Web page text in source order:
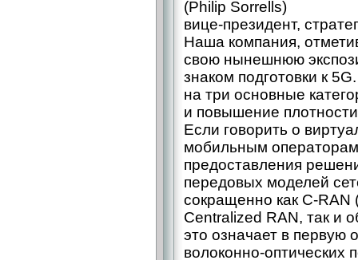
(Philip Sorrells)
вице-президент,
Наша компания,
свою нынешнюю
знаком подготовки к
на три основные
и повышение
Если говорить о
мобильным
предоставления
передовых моделей
сокращенно как C-RAN
Centralized RAN, так и
это означает в первую
волоконно-оптических